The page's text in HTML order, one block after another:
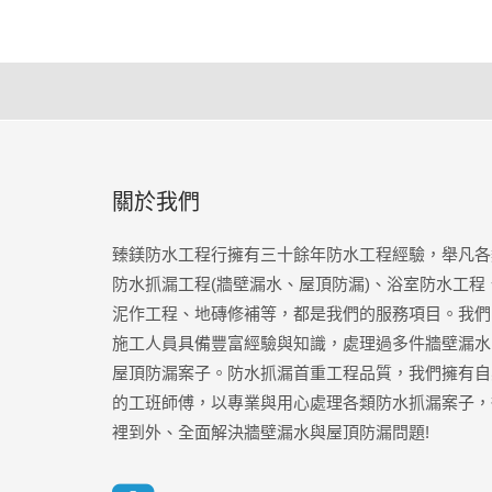
關於我們
臻鎂防水工程行擁有三十餘年防水工程經驗，舉凡
防水抓漏工程(牆壁漏水、屋頂防漏)、浴室防水工程
泥作工程、地磚修補等，都是我們的服務項目。我
施工人員具備豐富經驗與知識，處理過多件牆壁漏
屋頂防漏案子。防水抓漏首重工程品質，我們擁有
的工班師傅，以專業與用心處理各類防水抓漏案子
裡到外、全面解決牆壁漏水與屋頂防漏問題!